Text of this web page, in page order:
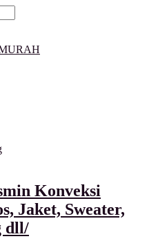
Konveksi
Jaket, Sweater,
dll/